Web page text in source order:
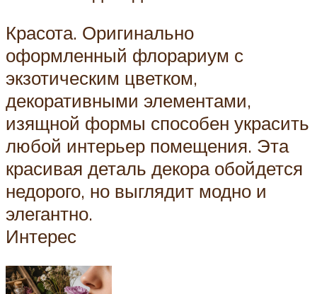
Красота. Оригинально
оформленный флорариум с
экзотическим цветком,
декоративными элементами,
изящной формы способен украсить
любой интерьер помещения. Эта
красивая деталь декора обойдется
недорого, но выглядит модно и
элегантно.
Интерес